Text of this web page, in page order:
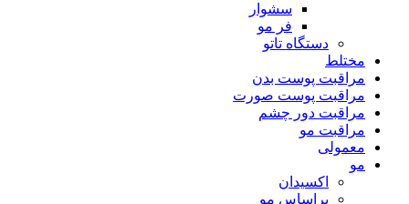
سشوار
فر مو
دستگاه تاتو
مختلط
مراقبت پوست بدن
مراقبت پوست صورت
مراقبت دور چشم
مراقبت مو
معمولی
مو
اکسیدان
براساس مو